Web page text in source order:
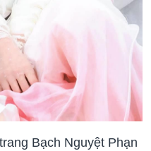
Bạch Nguyệt Phạn